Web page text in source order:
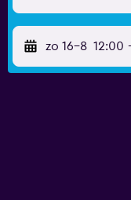
zo 16-8 12:00 -